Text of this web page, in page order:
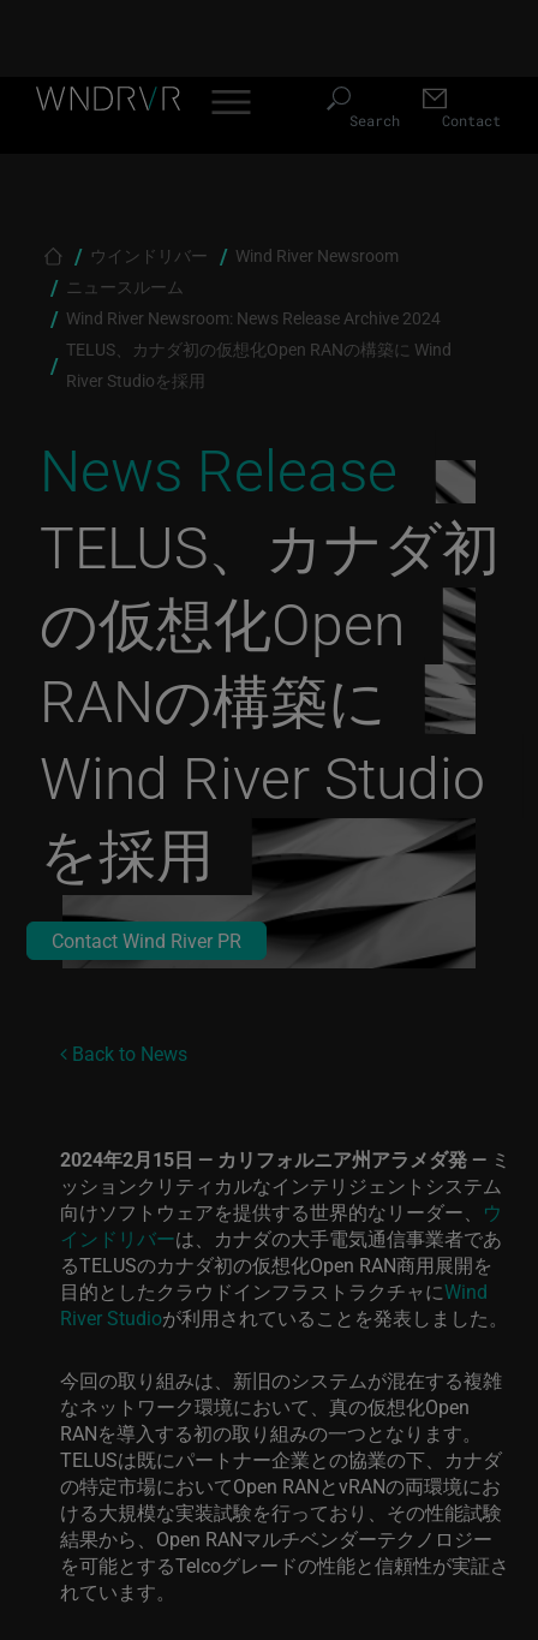
Skip to main content
Header Menu JP
Search Contact
Breadcrumb
ウインドリバー
Wind River Newsroom
ニュースルーム
Wind River Newsroom: News Release Archive 2024
TELUS、カナダ初の仮想化Open RANの構築に Wind
River Studioを採用
News Release
TELUS、カナダ初
の仮想化Open
RANの構築に
Wind River Studio
を採用
Contact Wind River PR
Back to News
2024年2月15日 — カリフォルニア州アラメダ発 — ミ
ッションクリティカルなインテリジェントシステム
向けソフトウェアを提供する世界的なリーダー、 ウ
インドリバーは、カナダの大手電気通信事業者であ
るTELUSのカナダ初の仮想化Open RAN商用展開を
目的としたクラウドインフラストラクチャにWind
River Studioが利用されていることを発表しました。
今回の取り組みは、 新旧のシステムが混在する複雑
なネットワーク環境において、真の仮想化Open
RANを導入する初の取り組みの一つとなります。
TELUSは既にパートナー企業との協業の下、カナダ
の特定市場においてOpen RANとvRANの両環境にお
ける大規模な実装試験を行っており、その性能試験
結果から、 Open RANマルチベンダーテクノロジー
を可能とするTelcoグレードの性能と信頼性が実証さ
れています。